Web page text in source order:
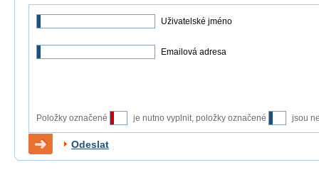
Uživatelské jméno
Emailová adresa
Položky označené je nutno vyplnit, položky označené jsou
Odeslat